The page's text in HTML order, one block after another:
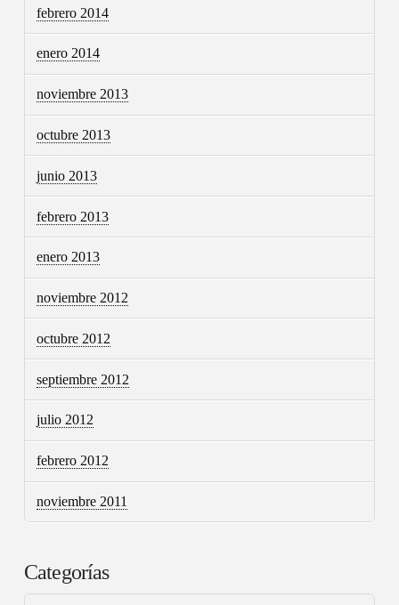
febrero 2014
enero 2014
noviembre 2013
octubre 2013
junio 2013
febrero 2013
enero 2013
noviembre 2012
octubre 2012
septiembre 2012
julio 2012
febrero 2012
noviembre 2011
Categorías